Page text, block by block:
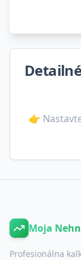
👉
Moja
Profesionálna